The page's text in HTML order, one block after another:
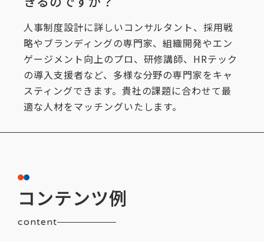
人事制度設計に詳しいコンサルタント、採用戦
略やブランディングの専門家、組織開発やエン
ゲージメント向上のプロ、研修講師、HRテック
の導入支援者など、多様な分野の専門家をキャ
スティングできます。貴社の課題に合わせて最
適な人材をマッチングいたします。
コンテンツ例
content